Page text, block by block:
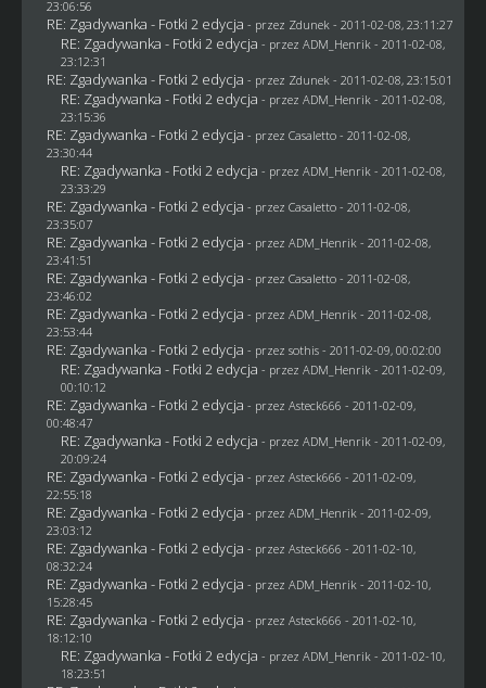
23:06:56
RE: Zgadywanka - Fotki 2 edycja - przez Zdunek - 2011-02-08, 23:11:27
RE: Zgadywanka - Fotki 2 edycja - przez ADM_Henrik - 2011-02-08,
23:12:31
RE: Zgadywanka - Fotki 2 edycja - przez Zdunek - 2011-02-08, 23:15:01
RE: Zgadywanka - Fotki 2 edycja - przez ADM_Henrik - 2011-02-08,
23:15:36
RE: Zgadywanka - Fotki 2 edycja - przez Casaletto- 2011-02-08,
23:30:44
RE: Zgadywanka - Fotki 2 edycja - przez ADM_Henrik - 2011-02-08,
23:33:29
RE: Zgadywanka - Fotki 2 edycja - przez Casaletto- 2011-02-08,
23:35:07
RE: Zgadywanka - Fotki 2 edycja - przez ADM_Henrik - 2011-02-08,
23:41:51
RE: Zgadywanka - Fotki 2 edycja - przez Casaletto- 2011-02-08,
23:46:02
RE: Zgadywanka - Fotki 2 edycja - przez ADM_Henrik - 2011-02-08,
23:53:44
RE: Zgadywanka - Fotki 2 edycja - przez sothis- 2011-02-09, 00:02:00
RE: Zgadywanka - Fotki 2 edycja - przez ADM_Henrik - 2011-02-09,
00:10:12
RE: Zgadywanka - Fotki 2 edycja - przez Asteck666 - 2011-02-09,
00:48:47
RE: Zgadywanka - Fotki 2 edycja - przez ADM_Henrik - 2011-02-09,
20:09:24
RE: Zgadywanka - Fotki 2 edycja - przez Asteck666 - 2011-02-09,
22:55:18
RE: Zgadywanka - Fotki 2 edycja - przez ADM_Henrik - 2011-02-09,
23:03:12
RE: Zgadywanka - Fotki 2 edycja - przez Asteck666 - 2011-02-10,
08:32:24
RE: Zgadywanka - Fotki 2 edycja - przez ADM_Henrik - 2011-02-10,
15:28:45
RE: Zgadywanka - Fotki 2 edycja - przez Asteck666 - 2011-02-10,
18:12:10
RE: Zgadywanka - Fotki 2 edycja - przez ADM_Henrik - 2011-02-10,
18:23:51